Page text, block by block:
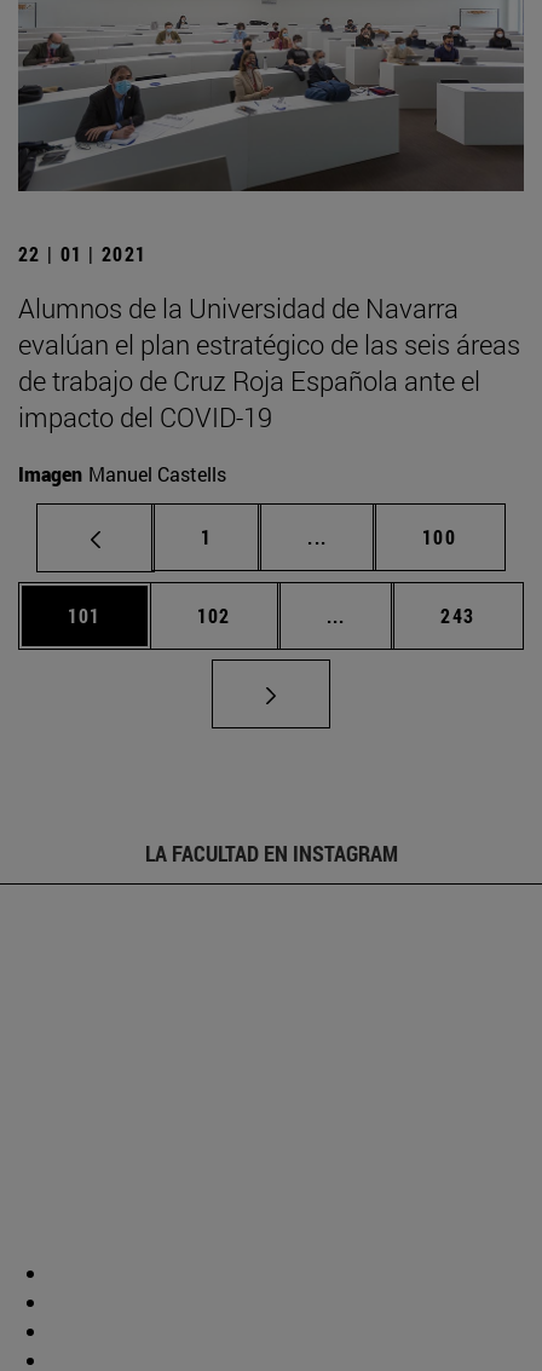
22 | 01 | 2021
Alumnos de la Universidad de Navarra
evalúan el plan estratégico de las seis áreas
de trabajo de Cruz Roja Española ante el
impacto del COVID-19
Imagen Manuel Castells
Página
1 ... Páginas intermedias
Página
100
Página
101 Página
102 ... Páginas intermedias
Página
243
LA FACULTAD EN INSTAGRAM